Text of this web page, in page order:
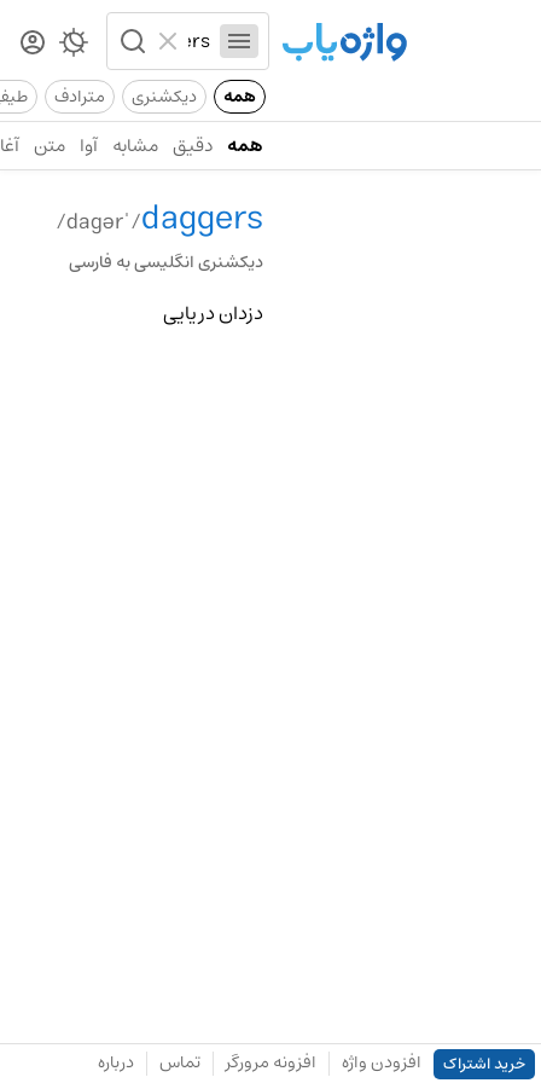
همه دیکشنری مترادف
همه دقیق مشابه آوا متن
daggers
/ˈdagər/
دیکشنری انگلیسی به فارسی
دزدان دریایی
خرید اشتراک افزودن واژه افزونه مرورگر تماس درباره